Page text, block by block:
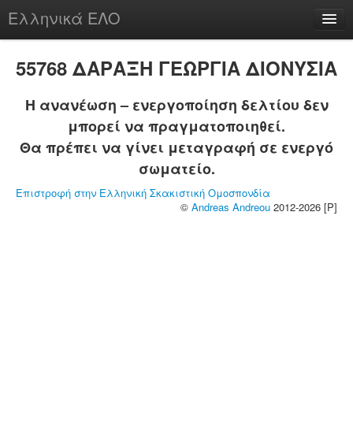
Ελληνικά ΕΛΟ
chesstu.be @ discord
Login
55768 ΔΑΡΑΞΗ ΓΕΩΡΓΙΑ ΔΙΟΝΥΣΙΑ
Η ανανέωση – ενεργοποίηση δελτίου δεν
μπορεί να πραγματοποιηθεί.
Θα πρέπει να γίνει μεταγραφή σε ενεργό
σωματείο.
Επιστροφή στην Ελληνική Σκακιστική Ομοσπονδία
© Andreas Andreou 2012-2026 [P]